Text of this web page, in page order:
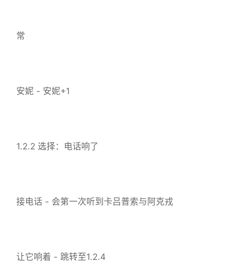
常
安妮 - 安妮+1
1.2.2 选择：电话响了
接电话 - 会第一次听到卡吕普索与阿克戎
让它响着 - 跳转至1.2.4